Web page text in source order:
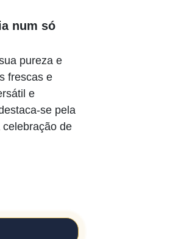
num só
pureza e
frescas e
e
se pela
de